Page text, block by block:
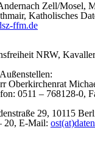
Zell/Mosel,
Katholisches
ffm.de
NRW,
Oberkirchenrat
0511 – 768128-0,
29, 10115
20, E-Mail: